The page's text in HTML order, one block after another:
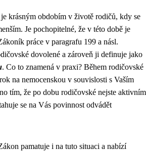
krásným obdobím v životě rodičů, kdy se
Je pochopitelné, že v této době je
práce v paragrafu 199 a násl.
dovolené a zároveň ji definuje jako
. Co to znamená v praxi? Během rodičovské
na nemocenskou v souvislosti s Vaším
tím, že po dobu rodičovské nejste aktivním
se na Vás povinnost odvádět
pamatuje i na tuto situaci a nabízí